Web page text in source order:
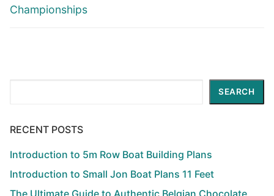
Championships
SEARCH
RECENT POSTS
Introduction to 5m Row Boat Building Plans
Introduction to Small Jon Boat Plans 11 Feet
The Ultimate Guide to Authentic Belgian Chocolate